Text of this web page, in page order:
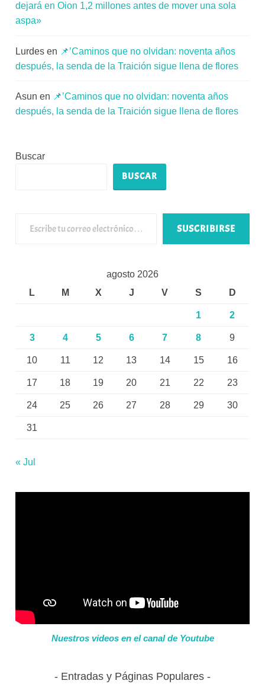
dejará en Oion 1,2 millones antes de mover una sola
aspa»
Lurdes en 📌’Caminos que no olvidan: noventa años
después, la senda de la Traición sigue llena de flores
Asun en 📌’Caminos que no olvidan: noventa años
después, la senda de la Traición sigue llena de flores
Buscar
BUSCAR
SUSCRIBIRSE
agosto 2026
L
M X J V S D
1 2
3 4 5 6 7 8 9
10 11 12 13 14 15 16
17 18 19 20 21 22 23
24 25 26 27 28 29 30
31
« Jul
Nuestros videos en el canal de Youtube
Entradas y Páginas Populares